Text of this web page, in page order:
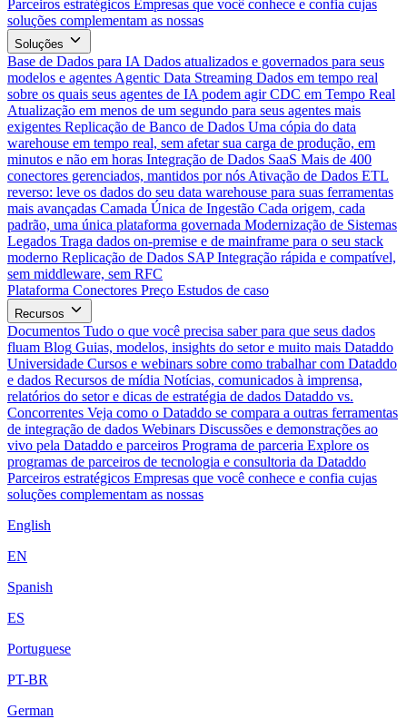
Parceiros estratégicos Empresas que você conhece e confia cujas
soluções complementam as nossas
Soluções
Base de Dados para IA Dados atualizados e governados para seus
modelos e agentes Agentic Data Streaming Dados em tempo real
sobre os quais seus agentes de IA podem agir CDC em Tempo Real
Atualização em menos de um segundo para seus agentes mais
exigentes Replicação de Banco de Dados Uma cópia do data
warehouse em tempo real, sem afetar sua carga de produção, em
minutos e não em horas Integração de Dados SaaS Mais de 400
conectores gerenciados, mantidos por nós Ativação de Dados ETL
reverso: leve os dados do seu data warehouse para suas ferramentas
mais avançadas Camada Única de Ingestão Cada origem, cada
padrão, uma única plataforma governada Modernização de Sistemas
Legados Traga dados on-premise e de mainframe para o seu stack
moderno Replicação de Dados SAP Integração rápida e compatível,
sem middleware, sem RFC
Plataforma Conectores Preço Estudos de caso
Recursos
Documentos Tudo o que você precisa saber para que seus dados
fluam Blog Guias, modelos, insights do setor e muito mais Dataddo
Universidade Cursos e webinars sobre como trabalhar com Dataddo
e dados Recursos de mídia Notícias, comunicados à imprensa,
relatórios do setor e dicas de estratégia de dados Dataddo vs.
Concorrentes Veja como o Dataddo se compara a outras ferramentas
de integração de dados Webinars Discussões e demonstrações ao
vivo pela Dataddo e parceiros Programa de parceria Explore os
programas de parceiros de tecnologia e consultoria da Dataddo
Parceiros estratégicos Empresas que você conhece e confia cujas
soluções complementam as nossas
English
EN
Spanish
ES
Portuguese
PT-BR
German